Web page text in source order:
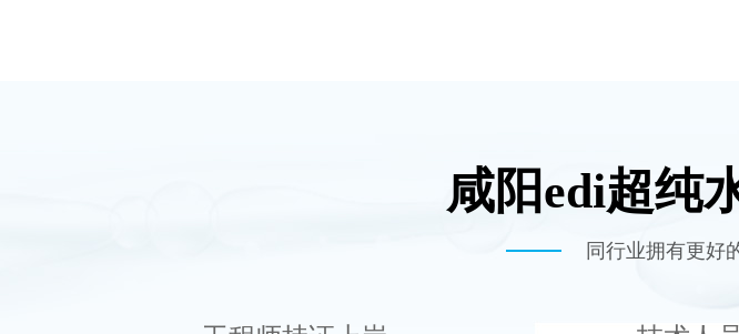
MK-TC500 EDI模块
查看详情
咸阳edi超纯
同行业拥有更好